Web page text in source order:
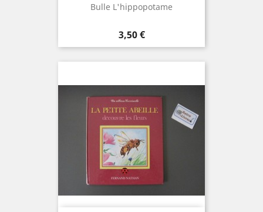
Bulle L'hippopotame
Prix
3,50 €